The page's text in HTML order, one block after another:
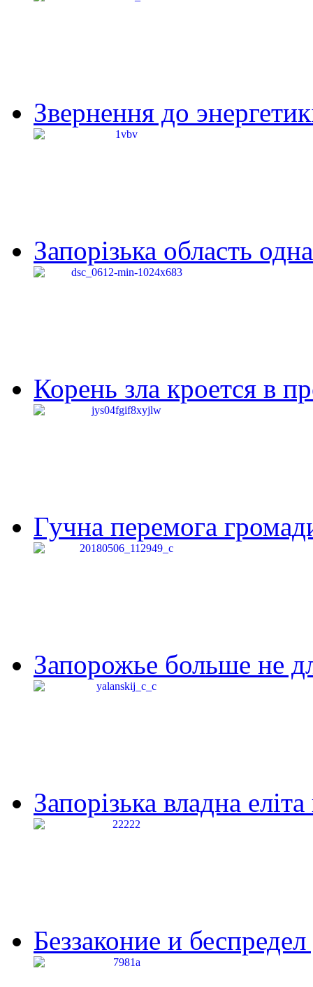
Звернення до
Запорізька область
Корень зла кроется в
Гучна перемога
Запорожье больше не
Запорізька владна
Беззаконие и